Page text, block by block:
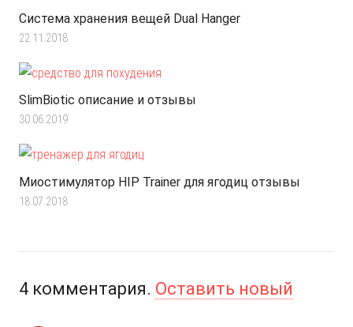
Система хранения вещей Dual Hanger
22.11.2018
SlimBiotic описание и отзывы
30.06.2019
Миостимулятор HIP Trainer для ягодиц отзывы
18.07.2018
4 комментария. Оставить новый